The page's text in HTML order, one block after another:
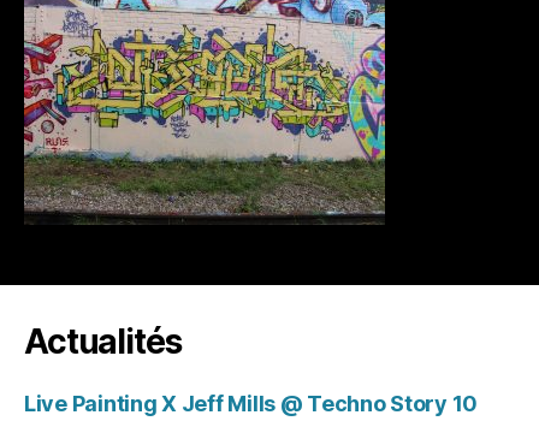
Actualités
Live Painting X Jeff Mills @ Techno Story 10